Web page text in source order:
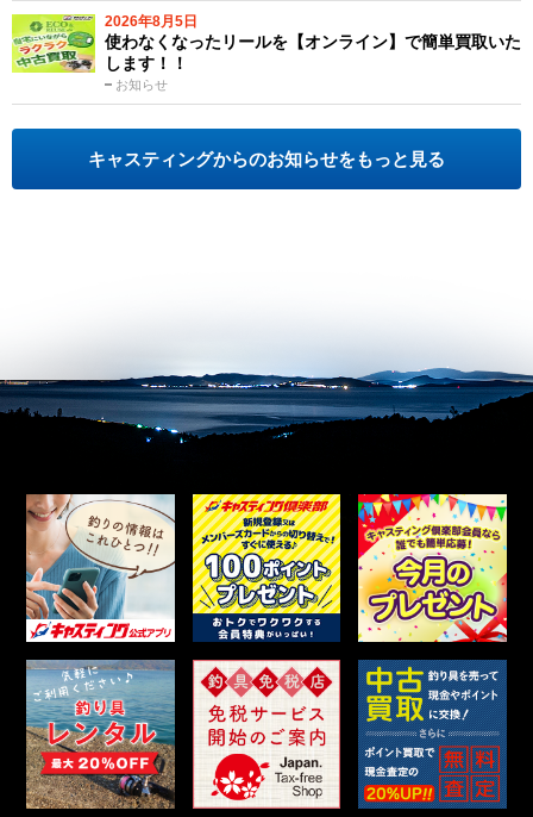
2026年8月5日
お知らせ
使わなくなったリールを【オンライン】で簡単買取いた
します！！
キャスティングからのお知らせをもっと見る